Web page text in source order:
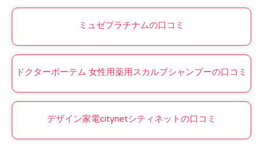
ミュゼプラチナムの口コミ
ドクターボーテム 女性用薬用スカルプシャンプーの口コミ
デザイン家電citynetシティネットの口コミ